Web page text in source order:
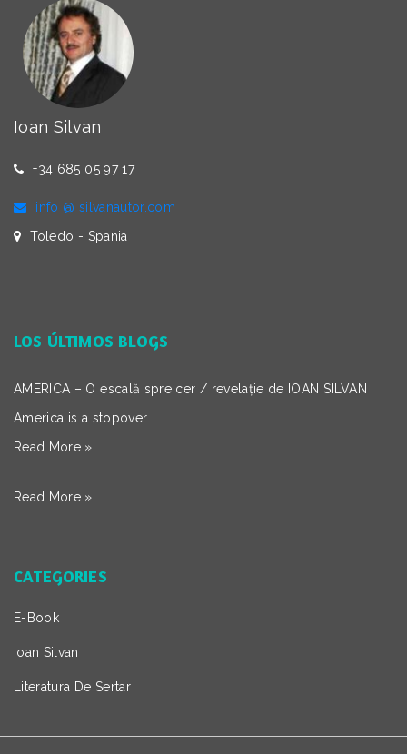
Ioan Silvan
+34 685 05 97 17
info @ silvanautor.com
Toledo - Spania
LOS ÚLTIMOS BLOGS
AMERICA – O escală spre cer / revelație de IOAN SILVAN
America is a stopover …
Read More »
Read More »
CATEGORIES
E-Book
Ioan Silvan
Literatura De Sertar